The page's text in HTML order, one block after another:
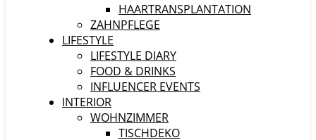
HAARTRANSPLANTATION
ZAHNPFLEGE
LIFESTYLE
LIFESTYLE DIARY
FOOD & DRINKS
INFLUENCER EVENTS
INTERIOR
WOHNZIMMER
TISCHDEKO